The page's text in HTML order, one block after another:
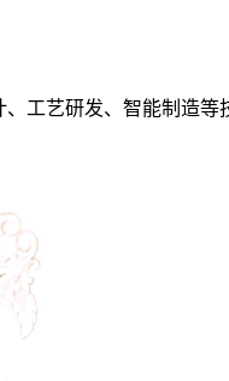
工艺研发、智能制造